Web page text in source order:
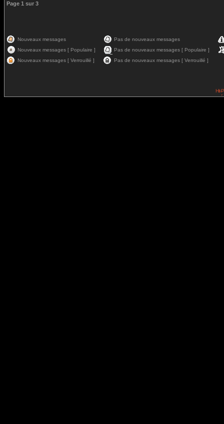
Page 1 sur 3
Nouveaux messages
Pas de nouveaux messages
Nouveaux messages [ Populaire ]
Pas de nouveaux messages [ Populaire ]
Nouveaux messages [ Verrouillé ]
Pas de nouveaux messages [ Verrouillé ]